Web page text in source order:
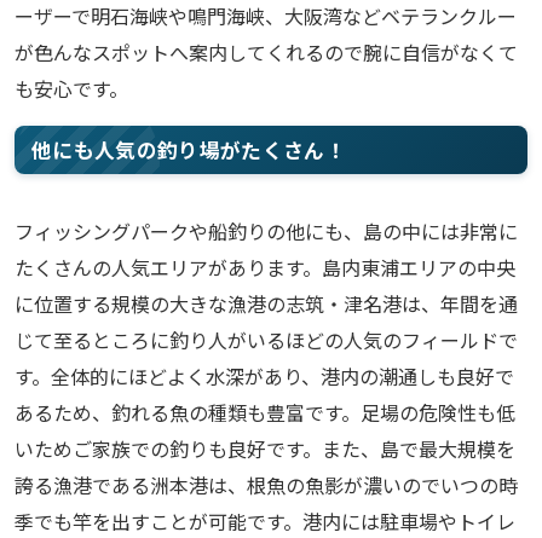
ーザーで明石海峡や鳴門海峡、大阪湾などベテランクルー
が色んなスポットへ案内してくれるので腕に自信がなくて
も安心です。
他にも人気の釣り場がたくさん！
フィッシングパークや船釣りの他にも、島の中には非常に
たくさんの人気エリアがあります。島内東浦エリアの中央
に位置する規模の大きな漁港の志筑・津名港は、年間を通
じて至るところに釣り人がいるほどの人気のフィールドで
す。全体的にほどよく水深があり、港内の潮通しも良好で
あるため、釣れる魚の種類も豊富です。足場の危険性も低
いためご家族での釣りも良好です。また、島で最大規模を
誇る漁港である洲本港は、根魚の魚影が濃いのでいつの時
季でも竿を出すことが可能です。港内には駐車場やトイレ